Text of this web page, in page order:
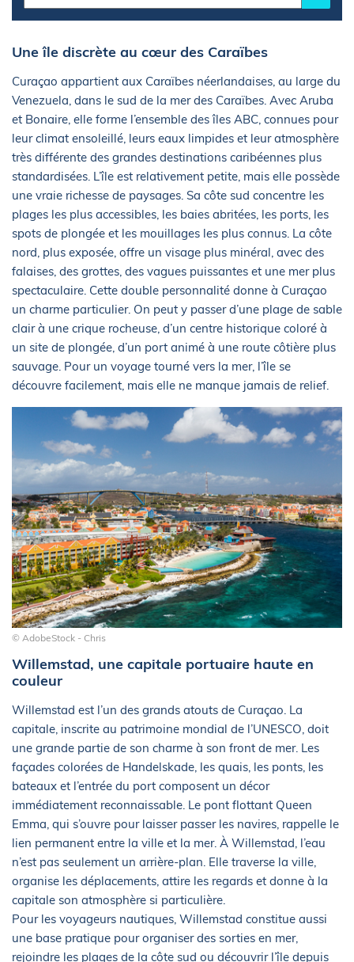
Une île discrète au cœur des Caraïbes
Curaçao appartient aux Caraïbes néerlandaises, au large du
Venezuela, dans le sud de la mer des Caraïbes. Avec Aruba
et Bonaire, elle forme l’ensemble des îles ABC, connues pour
leur climat ensoleillé, leurs eaux limpides et leur atmosphère
très différente des grandes destinations caribéennes plus
standardisées. L’île est relativement petite, mais elle possède
une vraie richesse de paysages. Sa côte sud concentre les
plages les plus accessibles, les baies abritées, les ports, les
spots de plongée et les mouillages les plus connus. La côte
nord, plus exposée, offre un visage plus minéral, avec des
falaises, des grottes, des vagues puissantes et une mer plus
spectaculaire. Cette double personnalité donne à Curaçao
un charme particulier. On peut y passer d’une plage de sable
clair à une crique rocheuse, d’un centre historique coloré à
un site de plongée, d’un port animé à une route côtière plus
sauvage. Pour un voyage tourné vers la mer, l’île se
découvre facilement, mais elle ne manque jamais de relief.
© AdobeStock - Chris
Willemstad, une capitale portuaire haute en
couleur
Willemstad est l’un des grands atouts de Curaçao. La
capitale, inscrite au patrimoine mondial de l’UNESCO, doit
une grande partie de son charme à son front de mer. Les
façades colorées de Handelskade, les quais, les ponts, les
bateaux et l’entrée du port composent un décor
immédiatement reconnaissable. Le pont flottant Queen
Emma, qui s’ouvre pour laisser passer les navires, rappelle le
lien permanent entre la ville et la mer. À Willemstad, l’eau
n’est pas seulement un arrière-plan. Elle traverse la ville,
organise les déplacements, attire les regards et donne à la
capitale son atmosphère si particulière.
Pour les voyageurs nautiques, Willemstad constitue aussi
une base pratique pour organiser des sorties en mer,
rejoindre les plages de la côte sud ou découvrir l’île depuis